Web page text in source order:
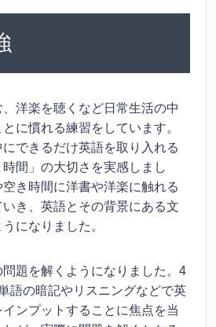
洋楽を聴くなど日常生活の中
に慣れる練習をしています。
できるだけ英語を取り入れる
間」の大切さを実感しまし
き時間に洋書や洋楽に触れる
き、英語とその背景にある文
になりました。
題を解くようになりました。4
語の暗記やリスニングなどで英
ンプットすることに焦点を当